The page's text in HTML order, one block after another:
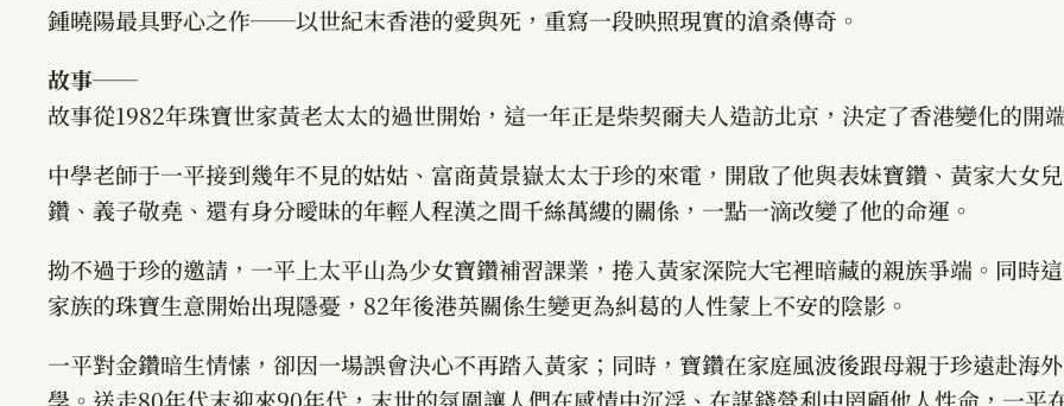
鍾曉陽最具野心之作──以世紀末香港的愛與死，重寫一段映照現實的滄桑傳奇。
故事──
故事從1982年珠寶世家黃老太太的過世開始，這一年正是柴契爾夫人造訪北京，決定了香港變化的開
中學老師于一平接到幾年不見的姑姑、富商黃景嶽太太于珍的來電，開啟了他與表妹寶鑽、黃家大女
鑽、義子敬堯、還有身分曖昧的年輕人程漢之間千絲萬縷的關係，一點一滴改變了他的命運。
拗不過于珍的邀請，一平上太平山為少女寶鑽補習課業，捲入黃家深院大宅裡暗藏的親族爭端。同時
家族的珠寶生意開始出現隱憂，82年後港英關係生變更為糾葛的人性蒙上不安的陰影。
一平對金鑽暗生情愫，卻因一場誤會決心不再踏入黃家；同時，寶鑽在家庭風波後跟母親于珍遠赴海
學。送走80年代末迎來90年代，末世的氛圍讓人們在感情中沉浮、在謀錢營利中罔顧他人性命，一平